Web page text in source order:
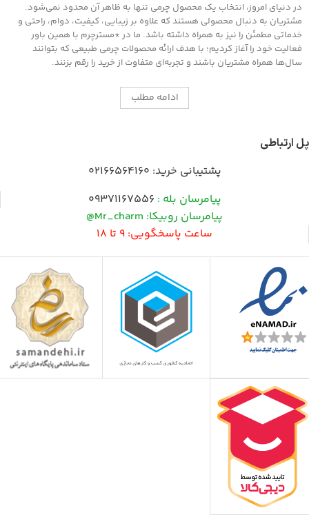
در دنیای امروز، انتخاب یک محصول چرمی تنها به ظاهر آن محدود نمی‌شود.
مشتریان به دنبال محصولی هستند که علاوه بر زیبایی، کیفیت، دوام، راحتی و
خدماتی مطمئن را نیز به همراه داشته باشد. ما در *مسترچرم با همین باور
فعالیت خود را آغاز کردیم؛ با هدف ارائه محصولات چرمی طبیعی که بتوانند
سال‌ها همراه مشتریان باشند و تجربه‌ای متفاوت از خرید را رقم بزنند.
ادامه مطلب
پل ارتباطی
پشتیبانی خرید: 02166564160
پیامرسان بله : 09371167556
پیامرسان روبیکا: Mr_charm@
ساعت پاسخگویی: 9 تا 18